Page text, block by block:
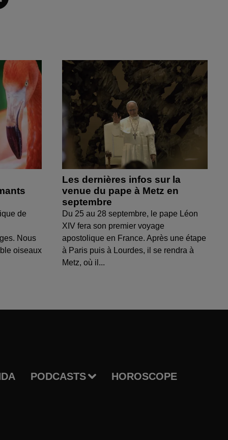
de
Nous
oiseaux
Les dernières infos sur la
venue du pape à Metz en
septembre
Du 25 au 28 septembre, le pape Léon
XIV fera son premier voyage
apostolique en France. Après une étape
à Paris puis à Lourdes, il se rendra à
Metz, où il...
PODCASTS HOROSCOPE